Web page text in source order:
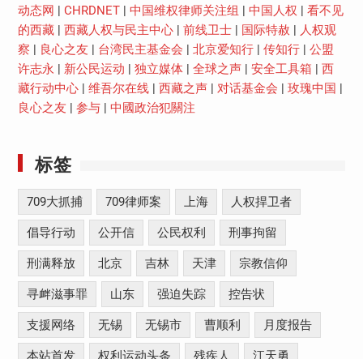
动态网
CHRDNET| 中国维权律师关注组 中国人权
看不见
的西藏| 西藏人权与民主中心| 前线卫士| 国际特赦
人权观
察
良心之友 台湾民主基金会 北京爱知行| 传知行| 公盟
许志永
新公民运动 独立媒体| 全球之声| 安全工具箱
西
藏行动中心| 维吾尔在线| 西藏之声| 对话基金会 玫瑰中国
良心之友
参与| 中國政治犯關注
标签
709大抓捕 709律师案 上海 人权捍卫者
倡导行动 公开信 公民权利 刑事拘留
刑满释放 北京 吉林 天津 宗教信仰
寻衅滋事罪 山东 强迫失踪 控告状
支援网络 无锡 无锡市 曹顺利 月度报告